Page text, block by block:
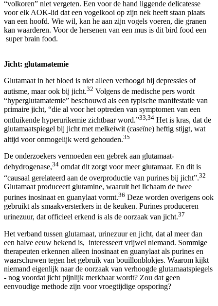
“volkoren” niet vergeten. Een voor de hand liggende delicatesse
voor elk AOK-lid dat een vogelkooi op zijn nek heeft staan plaats
van een hoofd. Wie wil, kan he aan zijn vogels voeren, die granen
kan waarderen. Voor de hersenen van een mus is dit bird food een
super brain food.
Jicht: glutamatemie
Glutamaat in het bloed is niet alleen verhoogd bij depressies of
autisme, maar ook bij jicht.32 Volgens de medische pers wordt
“hyperglutamatemie” beschouwd als een typische manifestatie van
primaire jicht, “die al voor het optreden van symptomen van een
ontluikende hyperurikemie zichtbaar word.”33,34 Het is kras, dat de
glutamaatspiegel bij jicht met melkeiwit (caseïne) heftig stijgt, wat
altijd voor onmogelijk werd gehouden.35
De onderzoekers vermoeden een gebrek aan glutamaat-
dehydrogenase,34 omdat dit zorgt voor meer glutamaat. En dit is
“causaal gerelateerd aan de overproductie van purines bij jicht”.32
Glutamaat produceert glutamine, waaruit het lichaam de twee
purines inosinaat en guanylaat vormt.36 Deze worden overigens ook
gebruikt als smaakversterkers in de keuken. Purines produceren
urinezuur, dat officieel erkend is als de oorzaak van jicht.37
Het verband tussen glutamaat, urinezuur en jicht, dat al meer dan
een halve eeuw bekend is, interesseert vrijwel niemand. Sommige
therapeuten erkennen alleen inosinaat en guanylaat als purines en
waarschuwen tegen het gebruik van bouillonblokjes. Waarom kijkt
niemand eigenlijk naar de oorzaak van verhoogde glutamaatspiegels
- nog voordat jicht pijnlijk merkbaar wordt? Zou dat geen
eenvoudige methode zijn voor vroegtijdige opsporing?